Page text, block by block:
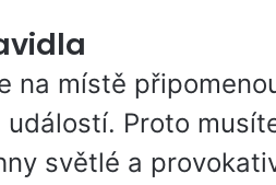
na místě
událostí. Proto
světlé a